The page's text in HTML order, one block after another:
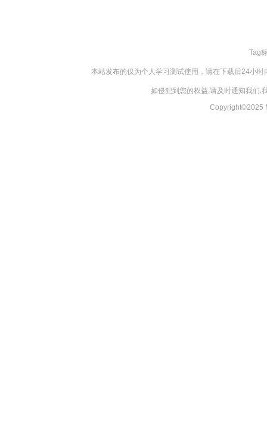
Tag
本站发布的仅为个人学习测试使用，请在下载后24小
如侵犯到您的权益,请及时通知我们,
Copyright©2025